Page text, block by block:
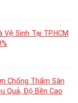
Vệ Sinh Tại TP.HCM
Chống Thấm Sân
Quả, Độ Bền Cao